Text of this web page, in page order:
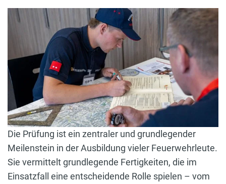
Die Prüfung ist ein zentraler und grundlegender
Meilenstein in der Ausbildung vieler Feuerwehrleute.
Sie vermittelt grundlegende Fertigkeiten, die im
Einsatzfall eine entscheidende Rolle spielen – vom